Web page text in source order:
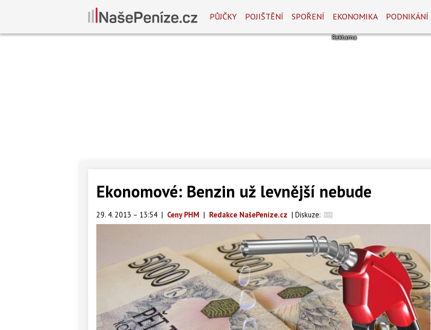
PŮJČKY POJIŠTĚNÍ SPOŘENÍ EKONOMIKA PODNIKÁNÍ
Ekonomové: Benzin už levnější nebude
29. 4. 2013 – 13:54 | Ceny PHM | Redakce NašePeníze.cz | Diskuze: